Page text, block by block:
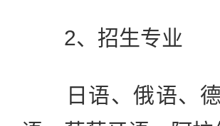
2、招生专业
日语、俄语、德